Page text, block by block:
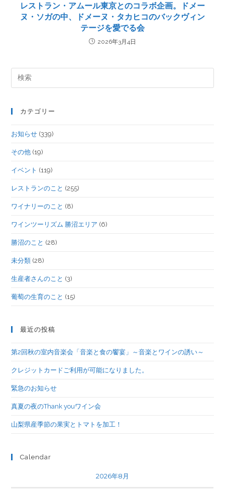
レストラン・アムール東京とのコラボ企画。ドメー
ヌ・ソガの中、ドメーヌ・タカヒコのバックヴィン
テージを愛でる会
2026年3月4日
カテゴリー
お知らせ (339)
その他 (19)
イベント (119)
レストランのこと (255)
ワイナリーのこと (8)
ワインツーリズム 勝沼エリア (6)
勝沼のこと (28)
未分類 (28)
生産者さんのこと (3)
葡萄の生育のこと (15)
最近の投稿
第2回秋の室内音楽会「音楽と食の饗宴」～音楽とワインの誘い～
クレジットカードご利用が可能になりました。
緊急のお知らせ
真夏の夜のThank youワイン会
山梨県産季節の果実とトマトを加工！
Calendar
2026年8月